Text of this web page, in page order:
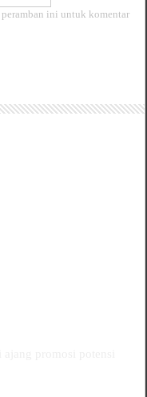
peramban ini untuk komentar